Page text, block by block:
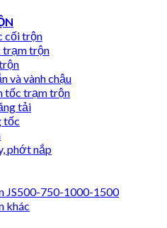
cối trộn
trạm trộn
và vành chậu
tốc trạm trộn
tải
tốc
phớt nắp
JS500-750-1000-1500
khác